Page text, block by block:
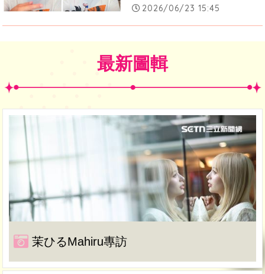
2026/06/23 15:45
最新圖輯
茉ひるMahiru專訪